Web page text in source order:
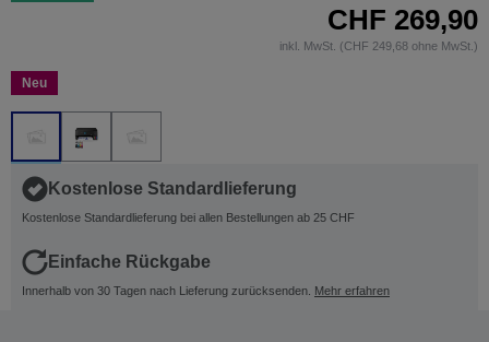
CHF 269,90
inkl. MwSt. (CHF 249,68 ohne MwSt.)
Neu
Kostenlose Standardlieferung
Kostenlose Standardlieferung bei allen Bestellungen ab 25 CHF
Einfache Rückgabe
Innerhalb von 30 Tagen nach Lieferung zurücksenden. Mehr erfahren